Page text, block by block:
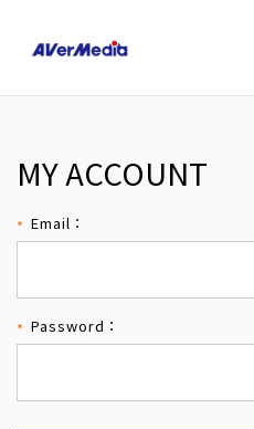
MY ACCOUNT
Email：
Password：